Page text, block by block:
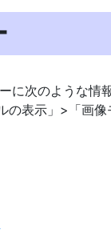
に次のような情
の表示」>「画像